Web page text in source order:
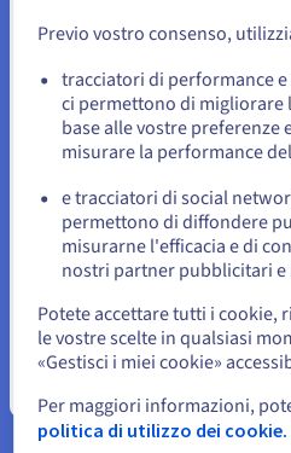
Le migliori performance
La qualità del server su cui è
l'unico criterio per misurarne le
localizzazione è importante,
quale le pagine vengono
clienti. Un hosting locale
caricamento più bassi.
Vai al sito Stati Uniti
us.ovhcloud.com/
o
Resta sul sito web attuale
Seleziona un altro sito web
Previo vostro consenso,
tracciatori di performance
ci permettono di migliorare
base alle vostre preferenze
misurare la performance
e tracciatori di social
permettono di diffondere
misurarne l'efficacia e di
nostri partner pubblicitari e
Potete accettare tutti i cookie,
le vostre scelte in qualsiasi
«Gestisci i miei cookie»
Per maggiori informazioni,
politica di utilizzo dei cookie.